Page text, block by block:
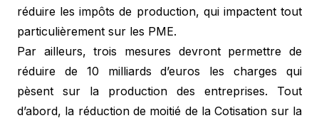
réduire les impôts de production, qui impactent tout
particulièrement sur les PME.
Par ailleurs, trois mesures devront permettre de
réduire de 10 milliards d’euros les charges qui
pèsent sur la production des entreprises. Tout
d’abord, la réduction de moitié de la Cotisation sur la